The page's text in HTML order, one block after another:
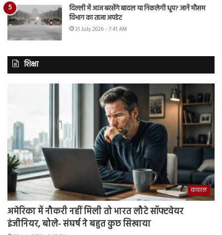
दिल्ली में आज बरसेंगे बादल या निकलेगी धूप? जानें मौसम
विभाग का ताजा अपडेट
31 July 2026 - 7:41 AM
शिक्षा
वायरल
अमेरिका में नौकरी नहीं मिली तो भारत लौटे सॉफ्टवेयर
इंजीनियर, बोले- संघर्ष ने बहुत कुछ सिखाया